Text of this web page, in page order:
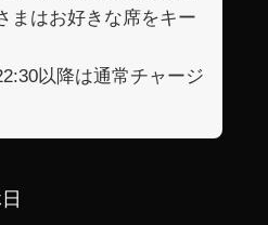
まはお好きな席をキー
以降は通常チャージ